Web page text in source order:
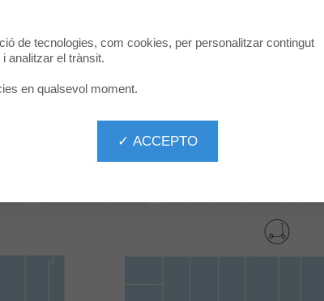
de tecnologies, com cookies, per personalitzar contingut
analitzar el trànsit.
en qualsevol moment.
✓ ACCEPTO